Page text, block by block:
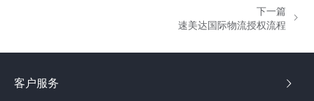
下一篇
速美达国际物流授权流程
客户服务